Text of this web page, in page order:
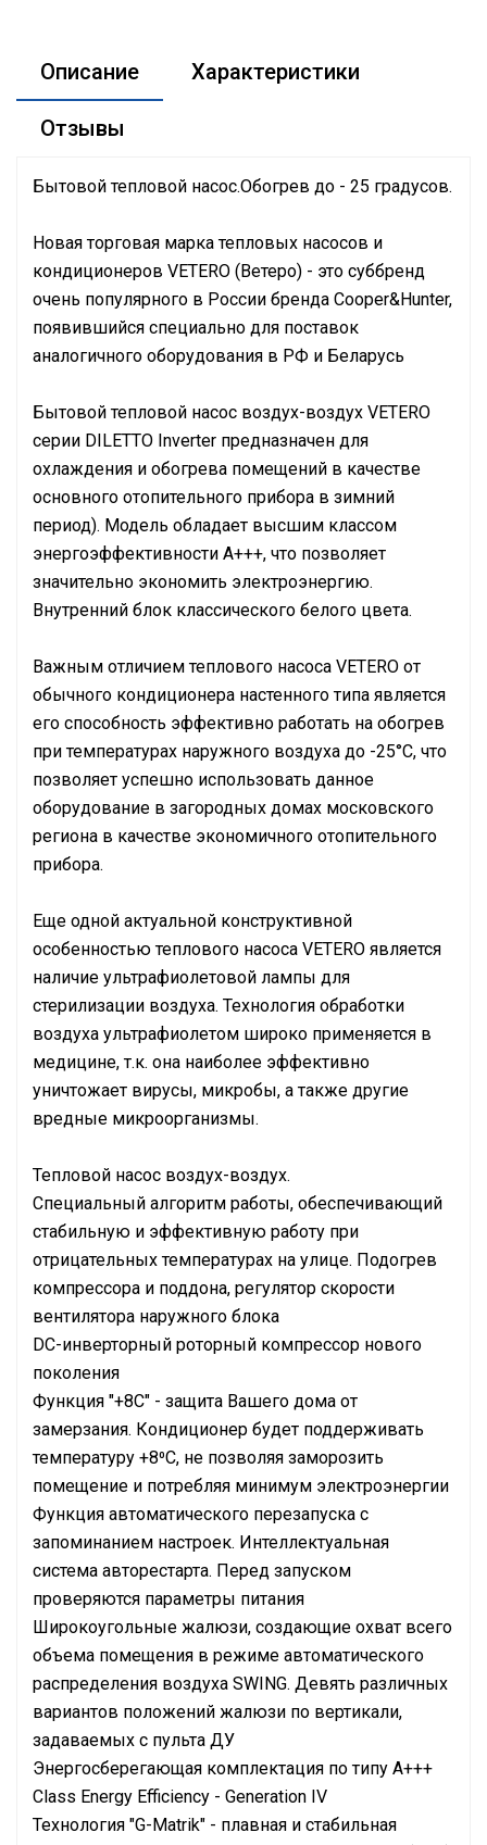
Описание Характеристики
Отзывы
Бытовой тепловой насос.Обогрев до - 25 градусов.
Новая торговая марка тепловых насосов и
кондиционеров VETERO (Ветеро) - это суббренд
очень популярного в России бренда Cooper&Hunter,
появившийся специально для поставок
аналогичного оборудования в РФ и Беларусь
Бытовой тепловой насос воздух-воздух VETERO
серии DILETTO Inverter предназначен для
охлаждения и обогрева помещений в качестве
основного отопительного прибора в зимний
период). Модель обладает высшим классом
энергоэффективности A+++, что позволяет
значительно экономить электроэнергию.
Внутренний блок классического белого цвета.
Важным отличием теплового насоса VETERO от
обычного кондиционера настенного типа является
его способность эффективно работать на обогрев
при температурах наружного воздуха до -25°С, что
позволяет успешно использовать данное
оборудование в загородных домах московского
региона в качестве экономичного отопительного
прибора.
Еще одной актуальной конструктивной
особенностью теплового насоса VETERO является
наличие ультрафиолетовой лампы для
стерилизации воздуха. Технология обработки
воздуха ультрафиолетом широко применяется в
медицине, т.к. она наиболее эффективно
уничтожает вирусы, микробы, а также другие
вредные микроорганизмы.
Тепловой насос воздух-воздух.
Специальный алгоритм работы, обеспечивающий
стабильную и эффективную работу при
отрицательных температурах на улице. Подогрев
компрессора и поддона, регулятор скорости
вентилятора наружного блока
DC-инверторный роторный компрессор нового
поколения
Функция "+8C" - защита Вашего дома от
замерзания. Кондиционер будет поддерживать
температуру +8⁰С, не позволяя заморозить
помещение и потребляя минимум электроэнергии
Функция автоматического перезапуска с
запоминанием настроек. Интеллектуальная
система авторестарта. Перед запуском
проверяются параметры питания
Широкоугольные жалюзи, создающие охват всего
объема помещения в режиме автоматического
распределения воздуха SWING. Девять различных
вариантов положений жалюзи по вертикали,
задаваемых с пульта ДУ
Энергосберегающая комплектация по типу A+++
Class Energy Efficiency - Generation IV
Технология "G-Matrik" - плавная и стабильная